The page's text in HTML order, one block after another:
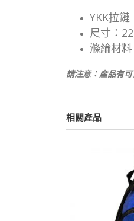
YKK拉鏈
尺寸：
滌綸材
請注意：產品有
相關產品